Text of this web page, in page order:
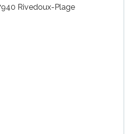
Rivedoux-Plage